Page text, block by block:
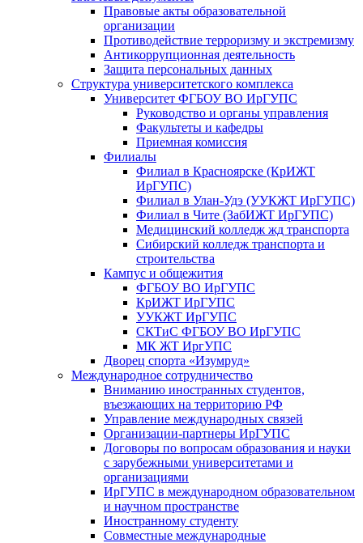
Правовые акты образовательной
организации
Противодействие терроризму и экстремизму
Антикоррупционная деятельность
Защита персональных данных
Структура университетского комплекса
Университет ФГБОУ ВО ИрГУПС
Руководство и органы управления
Факультеты и кафедры
Приемная комиссия
Филиалы
Филиал в Красноярске (КрИЖТ
ИрГУПС)
Филиал в Улан-Удэ (УУКЖТ ИрГУПС)
Филиал в Чите (ЗабИЖТ ИрГУПС)
Медицинский колледж жд транспорта
Сибирский колледж транспорта и
строительства
Кампус и общежития
ФГБОУ ВО ИрГУПС
КрИЖТ ИрГУПС
УУКЖТ ИрГУПС
СКТиС ФГБОУ ВО ИрГУПС
МК ЖТ ИргУПС
Дворец спорта «Изумруд»
Международное сотрудничество
Вниманию иностранных студентов,
въезжающих на территорию РФ
Управление международных связей
Организации-партнеры ИрГУПС
Договоры по вопросам образования и науки
с зарубежными университетами и
организациями
ИрГУПС в международном образовательном
и научном пространстве
Иностранному студенту
Совместные международные